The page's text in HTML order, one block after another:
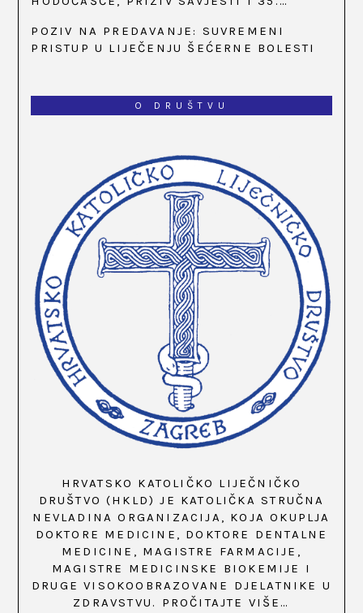
BISTRICI, OD 15. DO 17. SVIBNJA
POZIV NA PREDAVANJE: SUVREMENI
PRISTUP U LIJEČENJU ŠEĆERNE BOLESTI
O DRUŠTVU
HRVATSKO KATOLIČKO LIJEČNIČKO
DRUŠTVO (HKLD) JE KATOLIČKA STRUČNA
NEVLADINA ORGANIZACIJA, KOJA OKUPLJA
DOKTORE MEDICINE, DOKTORE DENTALNE
MEDICINE, MAGISTRE FARMACIJE,
MAGISTRE MEDICINSKE BIOKEMIJE I
DRUGE VISOKOOBRAZOVANE DJELATNIKE U
ZDRAVSTVU. PROČITAJTE VIŠE…